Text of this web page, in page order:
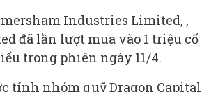
Industries Limited, ,
đã lần lượt mua vào 1 triệu cổ
trong phiên ngày 11/4.
tính nhóm quỹ Dragon